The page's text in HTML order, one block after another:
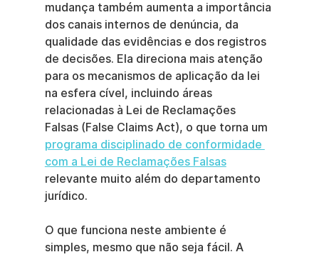
mudança também aumenta a importância
dos canais internos de denúncia, da
qualidade das evidências e dos registros
de decisões. Ela direciona mais atenção
para os mecanismos de aplicação da lei
na esfera cível, incluindo áreas
relacionadas à Lei de Reclamações
Falsas (False Claims Act), o que torna um
programa disciplinado de conformidade
com a Lei de Reclamações Falsas
relevante muito além do departamento
jurídico.
O que funciona neste ambiente é
simples, mesmo que não seja fácil. A